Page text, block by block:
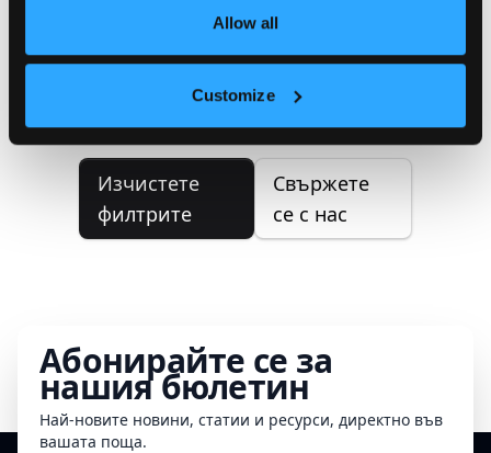
Allow all
Customize
Не можахме да намерим имоти,
отговарящи на вашите критерии
за търсене. Моля, опитайте да
Изчистете
филтрите
Свържете
се с нас
Абонирайте се за
нашия бюлетин
Най-новите новини, статии и ресурси, директно във
вашата поща.